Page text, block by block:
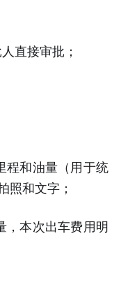
直接审批；
程和油量（用于统
照和文字；
，本次出车费用明